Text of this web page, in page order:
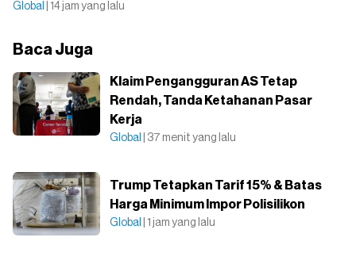
Global | 14 jam yang lalu
Baca Juga
Klaim Pengangguran AS Tetap
Rendah, Tanda Ketahanan Pasar
Kerja
Global | 37 menit yang lalu
Trump Tetapkan Tarif 15% & Batas
Harga Minimum Impor Polisilikon
Global | 1 jam yang lalu